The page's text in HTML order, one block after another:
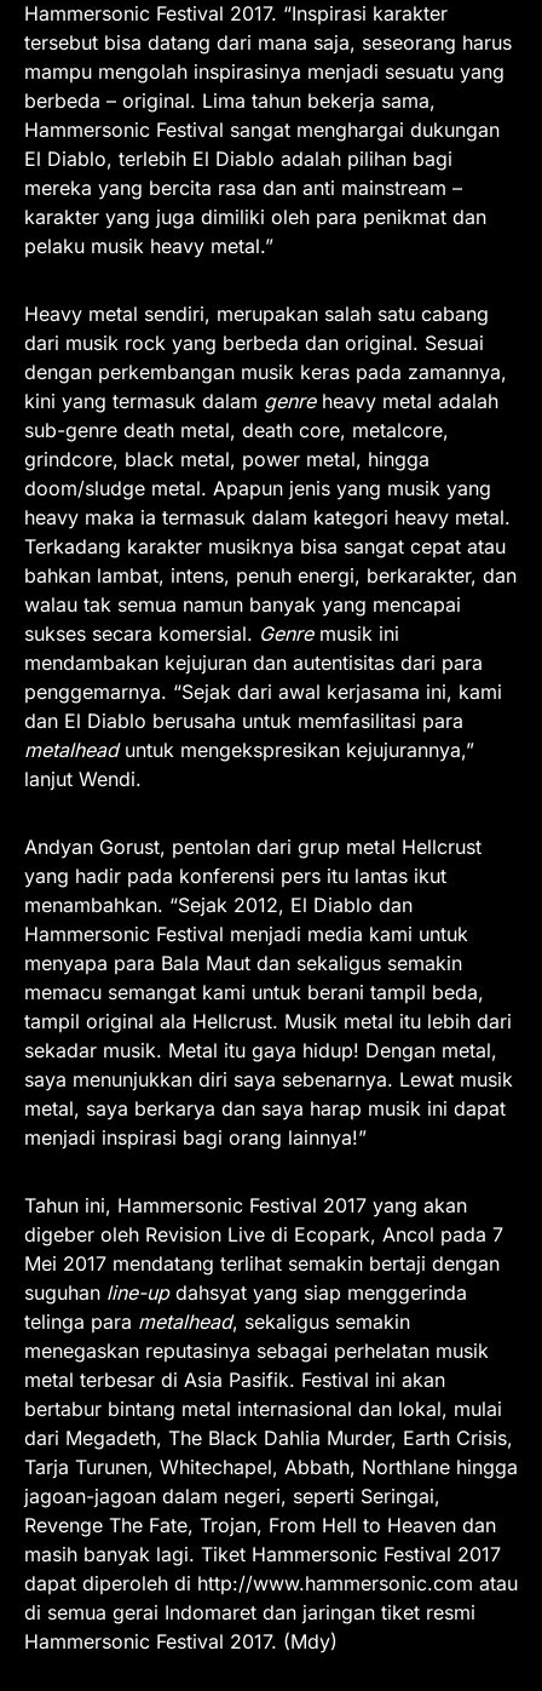
Hammersonic Festival 2017. “Inspirasi karakter
tersebut bisa datang dari mana saja, seseorang harus
mampu mengolah inspirasinya menjadi sesuatu yang
berbeda – original. Lima tahun bekerja sama,
Hammersonic Festival sangat menghargai dukungan
El Diablo, terlebih El Diablo adalah pilihan bagi
mereka yang bercita rasa dan anti mainstream –
karakter yang juga dimiliki oleh para penikmat dan
pelaku musik heavy metal.”
Heavy metal sendiri, merupakan salah satu cabang
dari musik rock yang berbeda dan original. Sesuai
dengan perkembangan musik keras pada zamannya,
kini yang termasuk dalam genreheavy metal adalah
sub-genre death metal, death core, metalcore,
grindcore, black metal, power metal, hingga
doom/sludge metal. Apapun jenis yang musik yang
heavy maka ia termasuk dalam kategori heavy metal.
Terkadang karakter musiknya bisa sangat cepat atau
bahkan lambat, intens, penuh energi, berkarakter, dan
walau tak semua namun banyak yang mencapai
sukses secara komersial. Genremusik ini
mendambakan kejujuran dan autentisitas dari para
penggemarnya. “Sejak dari awal kerjasama ini, kami
dan El Diablo berusaha untuk memfasilitasi para
metalheaduntuk mengekspresikan kejujurannya,”
lanjut Wendi.
Andyan Gorust, pentolan dari grup metal Hellcrust
yang hadir pada konferensi pers itu lantas ikut
menambahkan. “Sejak 2012, El Diablo dan
Hammersonic Festival menjadi media kami untuk
menyapa para Bala Maut dan sekaligus semakin
memacu semangat kami untuk berani tampil beda,
tampil original ala Hellcrust. Musik metal itu lebih dari
sekadar musik. Metal itu gaya hidup! Dengan metal,
saya menunjukkan diri saya sebenarnya. Lewat musik
metal, saya berkarya dan saya harap musik ini dapat
menjadi inspirasi bagi orang lainnya!”
Tahun ini, Hammersonic Festival 2017 yang akan
digeber oleh Revision Live di Ecopark, Ancol pada 7
Mei 2017 mendatang terlihat semakin bertaji dengan
suguhan line-updahsyat yang siap menggerinda
telinga para metalhead, sekaligus semakin
menegaskan reputasinya sebagai perhelatan musik
metal terbesar di Asia Pasifik. Festival ini akan
bertabur bintang metal internasional dan lokal, mulai
dari Megadeth, The Black Dahlia Murder, Earth Crisis,
Tarja Turunen, Whitechapel, Abbath, Northlane hingga
jagoan-jagoan dalam negeri, seperti Seringai,
Revenge The Fate, Trojan, From Hell to Heaven dan
masih banyak lagi. Tiket Hammersonic Festival 2017
dapat diperoleh di http://www.hammersonic.com atau
di semua gerai Indomaret dan jaringan tiket resmi
Hammersonic Festival 2017. (Mdy)